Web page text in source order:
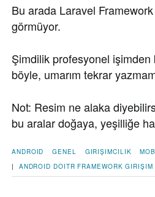
Bu arada Laravel
görmüyor.
Şimdilik profesyonel işimden
böyle, umarım tekrar
Not: Resim ne alaka
bu aralar doğaya, yeşilliğe
ANDROID GENEL GIRIŞIMCILIK
| ANDROID DOITR FRAMEWORK GIRIŞIM